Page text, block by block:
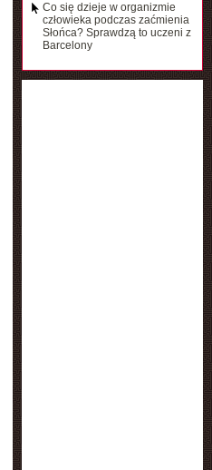
Co się dzieje w organizmie
człowieka podczas zaćmienia
Słońca? Sprawdzą to uczeni z
Barcelony